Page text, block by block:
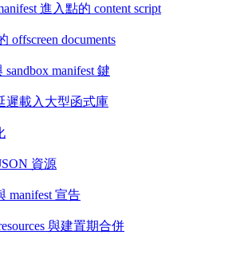
進入點的 content script
offscreen documents
sandbox manifest 鍵
遲載入大型函式庫
資源
manifest 宣告
與建置期合併